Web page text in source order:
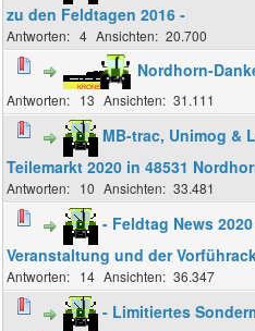
zu den Feldtagen 2016 -
4 20.700
Nordhorn-
13 31.111
MB-trac, Unimog &
Teilemarkt 2020 in 48531
10 33.481
- Feldtag News
Veranstaltung und der
14 36.347
- Limitiertes